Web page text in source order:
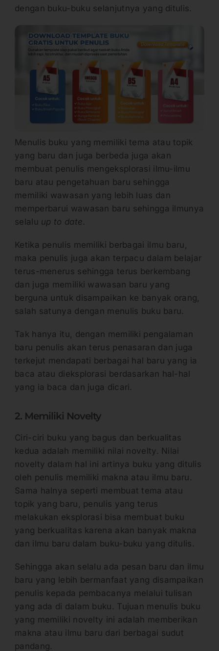
dengan buku-buku selanjutnya yang ditulis.
Menulis buku yang memiliki tema atau topik
yang baru dan juga berbeda juga akan
membuat penulis mengeksplorasi ilmu-ilmu
baru atau pengetahuan baru sehingga
memiliki wawasan yang lebih luas dan
memperbarui wawasan baru sehingga ilmunya
selalu up to date.
Ketika penulis memiliki berbagai ilmu baru,
maka penulis juga akan terpacu dalam belajar
terus-menerus sehingga terus berkembang
dan juga memiliki wawasan baru yang
berguna untuk disampaikan ke banyak orang,
salah satunya dengan menulis buku baru.
Tak hanya itu, dengan memiliki pengalaman
baru penulis akan terus penasaran dan juga
terkejut mendapati berbagai hal baru yang ia
baca atau dieksplorasi berdasarkan hal-hal
yang ia baca dan juga dicari.
2. Memiliki Novelty
Ciri-ciri buku yang bagus dan berkualitas
kedua adalah memiliki nilai novelty. Nilai
novelty dalam hal ini artinya buku yang ditulis
oleh penulis memiliki makna atau ilmu baru.
Sama halnya seperti membuat tema atau
topik yang baru, penulis yang terus
melakukan eksplorasi bisa membuat buku
yang berkualitas karena akan banyak makna
dan ilmu baru dalam buku-buku yang ditulis.
Sehingga akan selalu ada pesan baru dan ilmu
baru yang lebih bermanfaat yang disampaikan
penulis kepada pembacanya melalui tulisan
yang ada di dalam buku. Tujuan menulis buku
yang memiliki novelty ini adalah memberikan
makna atau ilmu baru dari berbagai sudut
pandang.